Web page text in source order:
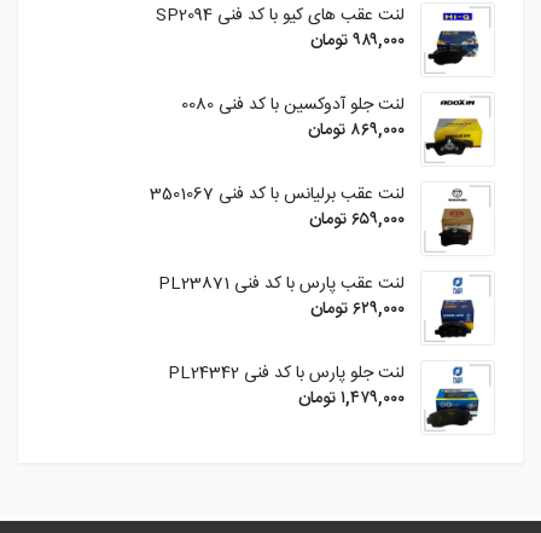
لنت عقب های کیو با کد فنی SP2094
۹۸۹,۰۰۰تومان
لنت جلو آدوکسین با کد فنی 0080
۸۶۹,۰۰۰ تومان
لنت عقب برلیانس با کد فنی 3501067
۶۵۹,۰۰۰تومان
لنت عقب پارس با کد فنی PL23871
۶۲۹,۰۰۰تومان
لنت جلو پارس با کد فنی PL24342
۱,۴۷۹,۰۰۰تومان